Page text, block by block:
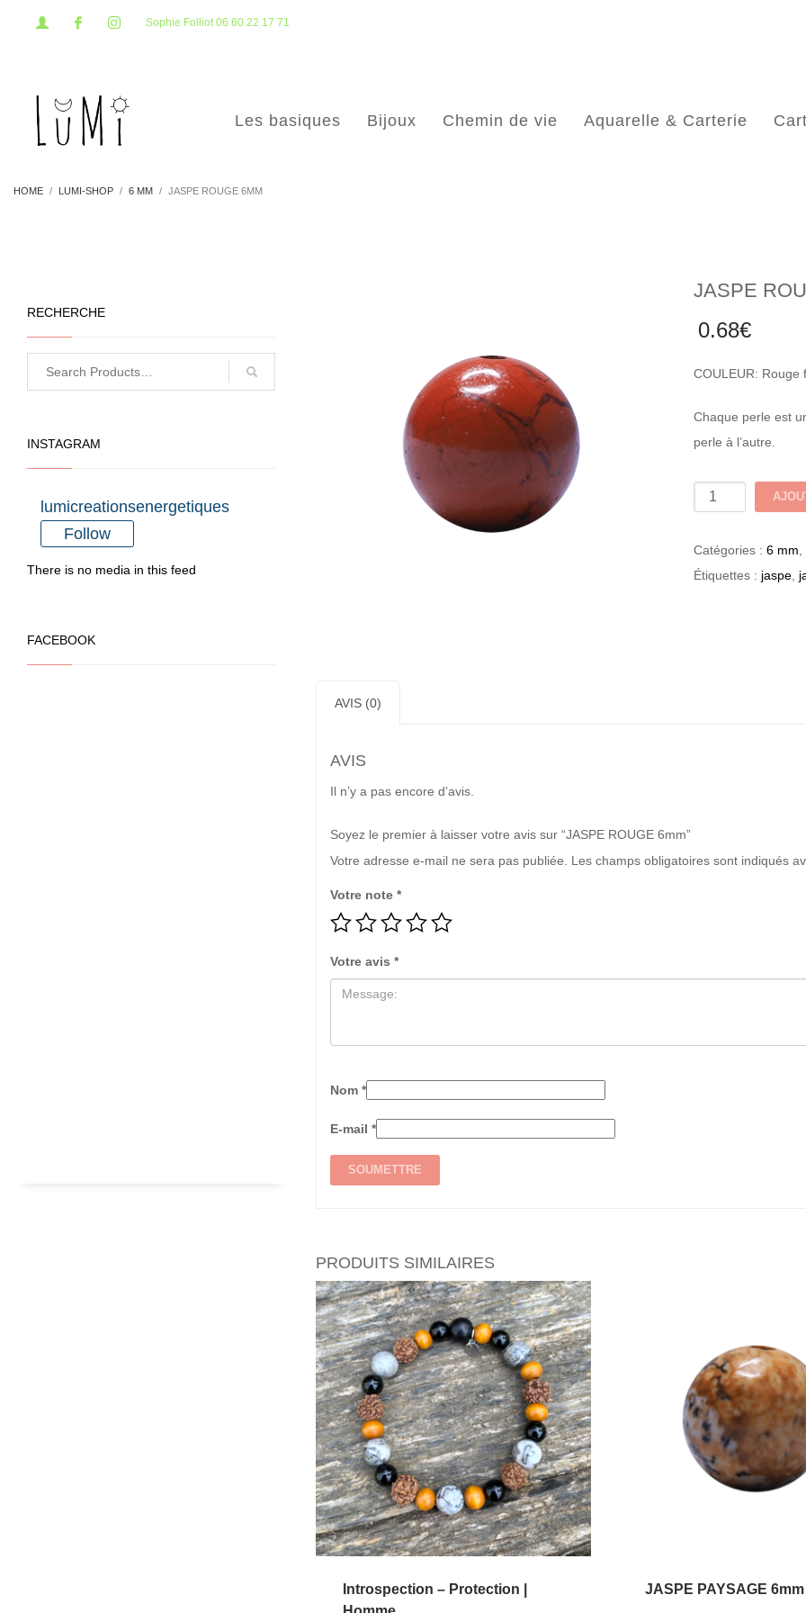
Sophie Folliot 06 60 22 17 71
Les basiques Bijoux Chemin de vie Aquarelle & Carterie
HOME LUMI-SHOP 6 MM JASPE ROUGE 6MM
JASPE
0.68€
COULEUR: Rouge
Chaque perle est
perle à l’autre.
quantité
JASPE
ROUGE
Catégories : 6 mm
Étiquettes : jaspe
AVIS (0)
AVIS
Il n’y a pas encore d’avis.
Soyez le premier à laisser votre avis sur “JASPE ROUGE 6mm”
Votre adresse e-mail ne sera pas publiée.
Les champs obligatoires sont indiqués
Votre note *
Votre avis *
Nom *
E-mail *
PRODUITS SIMILAIRES
Introspection – Protection |
JASPE PAYSAGE 6mm
RECHERCHE
INSTAGRAM
lumicreationsenergetiques
Follow
There is no media in this feed
FACEBOOK